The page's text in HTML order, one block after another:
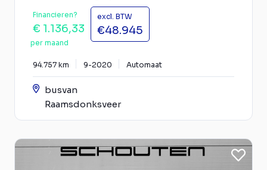
Financieren?
€ 1.136,33
per maand
excl. BTW
€48.945
94.757 km 9-2020 Automaat
busvan
Raamsdonksveer